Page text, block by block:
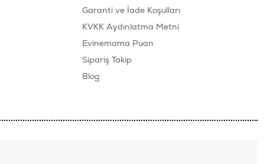
Garanti ve İade Koşulları
KVKK Aydınlatma Metni
Evinemama Puan
Sipariş Takip
Blog